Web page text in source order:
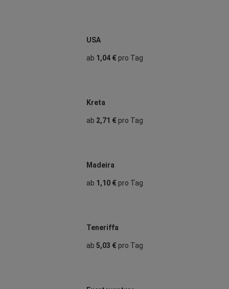
USA
ab 1,04 €pro Tag
Kreta
ab 2,71 €pro Tag
Madeira
ab 1,10 €pro Tag
Teneriffa
ab 5,03 €pro Tag